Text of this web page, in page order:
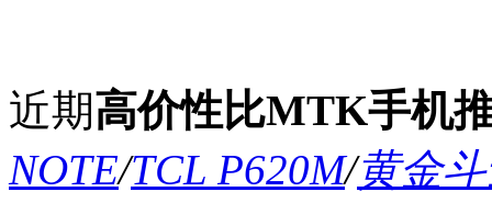
近期高价性比MTK手机
NOTE/TCL P620M/黄金